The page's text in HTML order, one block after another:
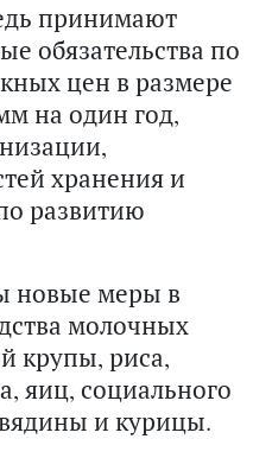
принимают
обязательства по
цен в размере
на один год,
хранения и
развитию
новые меры в
молочных
крупы, риса,
яиц, социального
и курицы.